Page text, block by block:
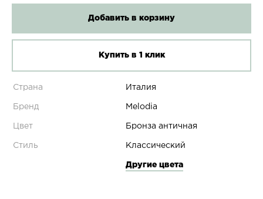
Добавить в корзину
Купить в 1 клик
Страна Италия
Бренд Melodia
Цвет Бронза античная
Стиль Классический
Другие цвета